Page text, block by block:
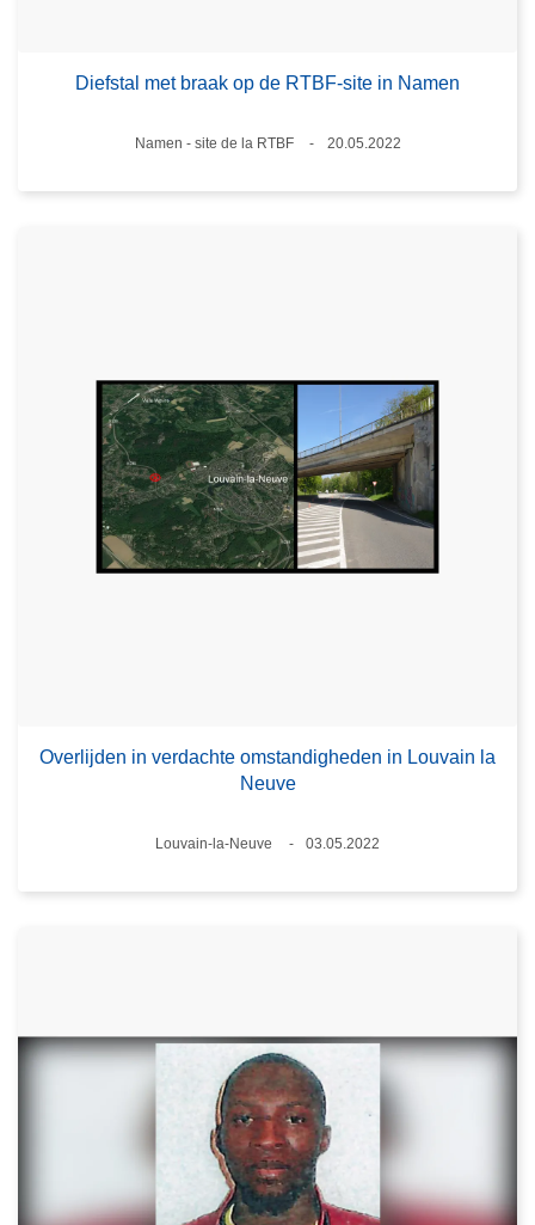
Diefstal met braak op de RTBF-site in Namen
Plaats
Namen - site de la RTBF
20.05.2022
Overlijden in verdachte omstandigheden in Louvain la
Neuve
Plaats
Louvain-la-Neuve
03.05.2022